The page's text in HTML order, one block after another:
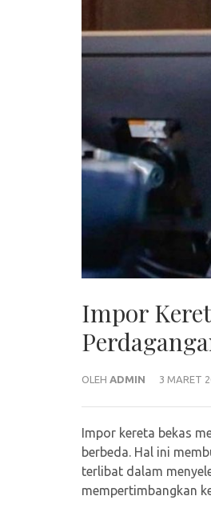
Impor
OLEH ADMIN 3 MARET
Impor kereta bekas
berbeda. Hal ini
terlibat dalam
mempertimbangkan